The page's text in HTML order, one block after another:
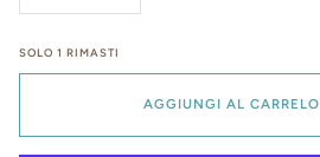
SOLO 1 RIMASTI
AGGIUNGI AL CARRELO